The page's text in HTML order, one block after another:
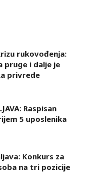
rukovođenja:
pruge i dalje je
privrede
Raspisan
5 uposlenika
Konkurs za
na tri pozicije